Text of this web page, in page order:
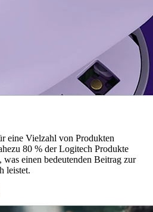
eine Vielzahl von Produkten
80 % der Logitech Produkte
einen bedeutenden Beitrag zur
leistet.